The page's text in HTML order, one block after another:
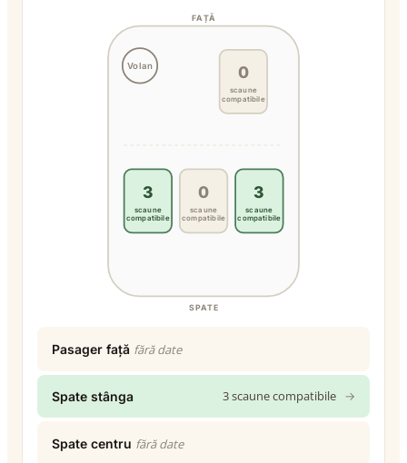
Volan
FAȚĂ
SPATE
0
scaune
compatibile
3
scaune
compatibile
0
scaune
compatibile
3
scaune
compatibile
Pasager față fără date
Spate stânga 3 scaune compatibile →
Spate centru fără date